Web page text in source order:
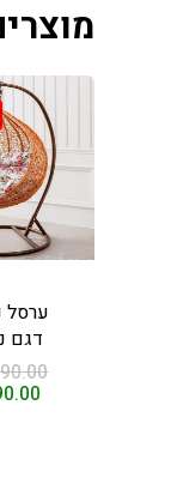
ערסל
דגם
וכורסאות
מהיבואן לצרכן
אוכל
עיסוי
לסלון